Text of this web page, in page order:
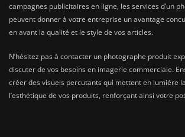
campagnes publicitaires en ligne, les services d’un
peuvent donner à votre entreprise un avantage
en avant la qualité et le style de vos articles.
N’hésitez pas à contacter un photographe produit
discuter de vos besoins en imagerie commerciale.
créer des visuels percutants qui mettent en lumière
l’esthétique de vos produits, renforçant ainsi votre